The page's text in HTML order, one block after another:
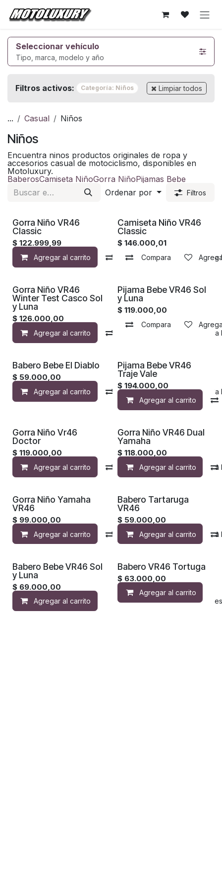
Ir al contenido
Seleccionar vehículo
Tipo, marca, modelo y año
Filtros activos: Categoría: Niños Limpiar todos
... Casual Niños
Niños
Encuentra ninos productos originales de ropa y
accesorios casual de motociclismo, disponibles en
Motoluxury.
BaberosCamiseta NiñoGorra NiñoPijamas Bebe
Ordenar por
Filtros
Gorra Niño VR46
Classic
$ 122.999,99
Agregar al carrito Compara Agregar a
Camiseta Niño VR46
Classic
$146.000,01
Compara
Gorra Niño VR46
Winter Test Casco Sol
y Luna
$ 126.000,00
Agregar al carrito Agregar a
Pijama Bebe VR46 Sol
y Luna
$119.000,00
Compara
Babero Bebe El Diablo
$ 59.000,00
Agregar al carrito Compara Agregar a la
Pijama Bebe VR46
Traje Vale
$194.000,00
Agregar al carrito
Gorra Niño Vr46
Doctor
$ 119.000,00
Agregar al carrito Compara Agregar a la
Gorra Niño VR46 Dual
Yamaha
$118.000,00
Agregar al carrito
Gorra Niño Yamaha
VR46
$ 99.000,00
Agregar al carrito Compara Agregar a la
Babero Tartaruga
VR46
$ 59.000,00
Agregar al carrito
Babero Bebe VR46 Sol
y Luna
$ 69.000,00
Agregar al carrito Agregar a la lista de
Babero VR46 Tortuga
$ 63.000,00
Agregar al carrito